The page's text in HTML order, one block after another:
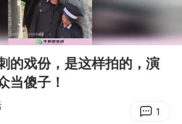
看守所辅警收受10万获刑1年
宇树科技王兴兴身家有望超200亿元
五粮液渠道价一箱上涨近百元
CIA被曝已秘密设立古巴工作组
00:11
的戏份，是这样拍的，演
当傻子！
1